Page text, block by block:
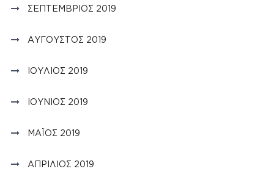
ΣΕΠΤΈΜΒΡΙΟΣ 2019
ΑΎΓΟΥΣΤΟΣ 2019
ΙΟΎΛΙΟΣ 2019
ΙΟΎΝΙΟΣ 2019
ΜΆΙΟΣ 2019
ΑΠΡΊΛΙΟΣ 2019